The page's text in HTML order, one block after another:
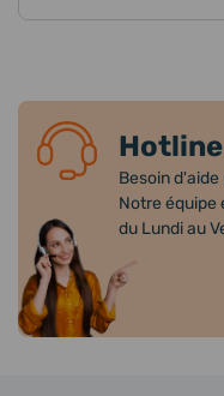
Hotline
Besoin
Notre équipe
du Lundi au